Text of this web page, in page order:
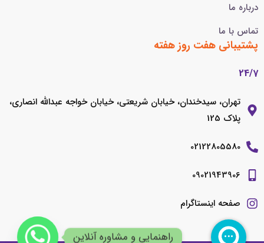
درباره ما
تماس با ما
پشتیبانی هفت روز هفته
24/7
تهران، سیدخندان، خیابان شریعتی، خیابان خواجه عبدالله انصاری،
پلاک 125
02122805580
09021943906
صفحه اینستاگرام
راهنمایی و مشاوره آنلاین